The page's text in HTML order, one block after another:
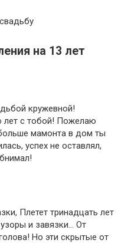
на 13 лет
кружевной!
лет с тобой! Пожелаю
мамонта в дом ты
успех не оставлял,
Плетет тринадцать лет
и завязки… От
Но эти скрытые от